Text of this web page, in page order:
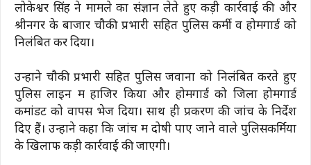
लोकेश्वर सिंह ने मामले का संज्ञान लेते हुए कड़ी कार्रवाई की और
श्रीनगर के बाजार चौकी प्रभारी सहित पुलिस कर्मी व होमगार्ड को
निलंबित कर दिया।
उन्होंने चौकी प्रभारी सहित पुलिस जवानों को निलंबित करते हुए
पुलिस लाइन में हाजिर किया और होमगार्ड को जिला होमगार्ड
कमांडेंट को वापस भेज दिया। साथ ही प्रकरण की जांच के निर्देश
दिए हैं। उन्होंने कहा कि जांच में दोषी पाए जाने वाले पुलिसकर्मियों
के खिलाफ कड़ी कार्रवाई की जाएगी।